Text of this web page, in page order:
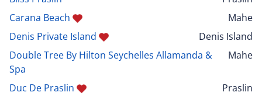
Carana Beach
Mahe
Denis Private Island
Denis Island
Double Tree By Hilton Seychelles Allamanda &
Spa
Mahe
Duc De Praslin
Praslin